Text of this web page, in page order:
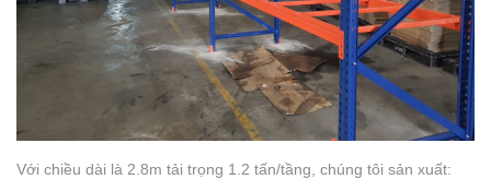
Với chiều dài là 2.8m tải trọng 1.2 tấn/tầng, chúng tôi sản xuất: